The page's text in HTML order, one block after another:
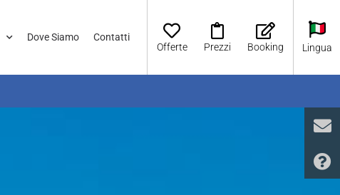
Dove Siamo
Contatti
Offerte
Prezzi Booking Lingua